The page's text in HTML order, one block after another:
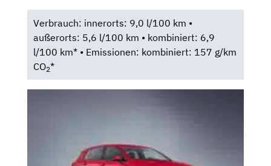
Verbrauch: innerorts: 9,0 l/100 km •
außerorts: 5,6 l/100 km • kombiniert: 6,9
l/100 km* • Emissionen: kombiniert: 157 g/km
CO2*